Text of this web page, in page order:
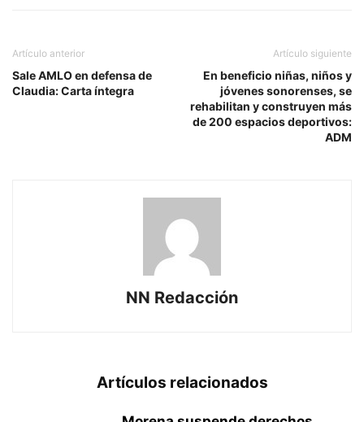
Artículo anterior
Sale AMLO en defensa de
Claudia: Carta íntegra
Artículo siguiente
En beneficio niñas, niños y
jóvenes sonorenses, se
rehabilitan y construyen más
de 200 espacios deportivos:
ADM
NN Redacción
Artículos relacionados